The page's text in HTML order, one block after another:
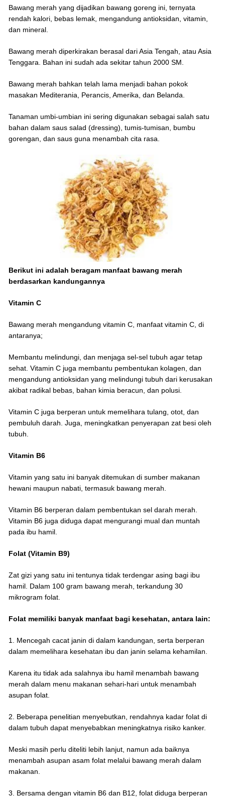
Bawang merah yang dijadikan bawang goreng ini, ternyata
rendah kalori, bebas lemak, mengandung antioksidan, vitamin,
dan mineral.
Bawang merah diperkirakan berasal dari Asia Tengah, atau Asia
Tenggara. Bahan ini sudah ada sekitar tahun 2000 SM.
Bawang merah bahkan telah lama menjadi bahan pokok
masakan Mediterania, Perancis, Amerika, dan Belanda.
Tanaman umbi-umbian ini sering digunakan sebagai salah satu
bahan dalam saus salad (dressing), tumis-tumisan, bumbu
gorengan, dan saus guna menambah cita rasa.
Berikut ini adalah beragam manfaat bawang merah
berdasarkan kandungannya
Vitamin C
Bawang merah mengandung vitamin C, manfaat vitamin C, di
antaranya;
Membantu melindungi, dan menjaga sel-sel tubuh agar tetap
sehat. Vitamin C juga membantu pembentukan kolagen, dan
mengandung antioksidan yang melindungi tubuh dari kerusakan
akibat radikal bebas, bahan kimia beracun, dan polusi.
Vitamin C juga berperan untuk memelihara tulang, otot, dan
pembuluh darah. Juga, meningkatkan penyerapan zat besi oleh
tubuh.
Vitamin B6
Vitamin yang satu ini banyak ditemukan di sumber makanan
hewani maupun nabati, termasuk bawang merah.
Vitamin B6 berperan dalam pembentukan sel darah merah.
Vitamin B6 juga diduga dapat mengurangi mual dan muntah
pada ibu hamil.
Folat (Vitamin B9)
Zat gizi yang satu ini tentunya tidak terdengar asing bagi ibu
hamil. Dalam 100 gram bawang merah, terkandung 30
mikrogram folat.
Folat memiliki banyak manfaat bagi kesehatan, antara lain:
1. Mencegah cacat janin di dalam kandungan, serta berperan
dalam memelihara kesehatan ibu dan janin selama kehamilan.
Karena itu tidak ada salahnya ibu hamil menambah bawang
merah dalam menu makanan sehari-hari untuk menambah
asupan folat.
2. Beberapa penelitian menyebutkan, rendahnya kadar folat di
dalam tubuh dapat menyebabkan meningkatnya risiko kanker.
Meski masih perlu diteliti lebih lanjut, namun ada baiknya
menambah asupan asam folat melalui bawang merah dalam
makanan.
3. Bersama dengan vitamin B6 dan B12, folat diduga berperan